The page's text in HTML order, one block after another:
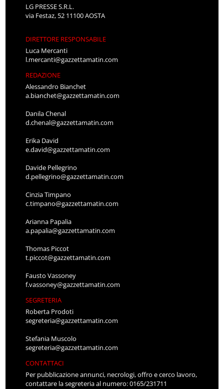
LG PRESSE S.R.L.
via Festaz, 52 11100 AOSTA
DIRETTORE RESPONSABILE
Luca Mercanti
l.mercanti@gazzettamatin.com
REDAZIONE
Alessandro Bianchet
a.bianchet@gazzettamatin.com
Danila Chenal
d.chenal@gazzettamatin.com
Erika David
e.david@gazzettamatin.com
Davide Pellegrino
d.pellegrino@gazzettamatin.com
Cinzia Timpano
c.timpano@gazzettamatin.com
Arianna Papalia
a.papalia@gazzettamatin.com
Thomas Piccot
t.piccot@gazzettamatin.com
Fausto Vassoney
f.vassoney@gazzettamatin.com
SEGRETERIA
Roberta Prodoti
segreteria@gazzettamatin.com
Stefania Muscolo
segreteria@gazzettamatin.com
CONTATTACI
Per pubblicazione annunci, necrologi, offro e cerco lavoro,
contattare la segreteria al numero: 0165/231711